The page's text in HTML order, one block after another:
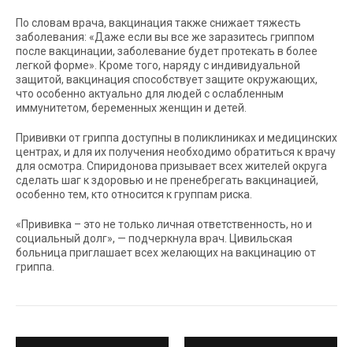
По словам врача, вакцинация также снижает тяжесть
заболевания: «Даже если вы все же заразитесь гриппом
после вакцинации, заболевание будет протекать в более
легкой форме». Кроме того, наряду с индивидуальной
защитой, вакцинация способствует защите окружающих,
что особенно актуально для людей с ослабленным
иммунитетом, беременных женщин и детей.
Прививки от гриппа доступны в поликлиниках и медицинских
центрах, и для их получения необходимо обратиться к врачу
для осмотра. Спиридонова призывает всех жителей округа
сделать шаг к здоровью и не пренебрегать вакцинацией,
особенно тем, кто относится к группам риска.
«Прививка – это не только личная ответственность, но и
социальный долг», — подчеркнула врач. Цивильская
больница приглашает всех желающих на вакцинацию от
гриппа.